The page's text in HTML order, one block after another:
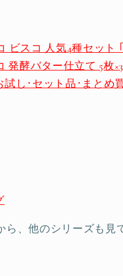
ビスコ 人気4種セット
発酵バター仕立て 5枚
し･セット品･まとめ
ら、他のシリーズも見